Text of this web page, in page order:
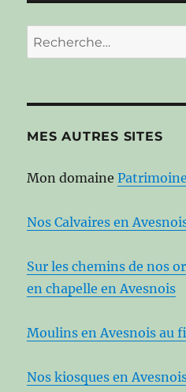
Recherche
pour :
MES AUTRES SITES
Mon domaine
Nos Calvaires en
Sur les chemins de nos
en chapelle en Avesnois
Moulins en Avesnois au
Nos kiosques en